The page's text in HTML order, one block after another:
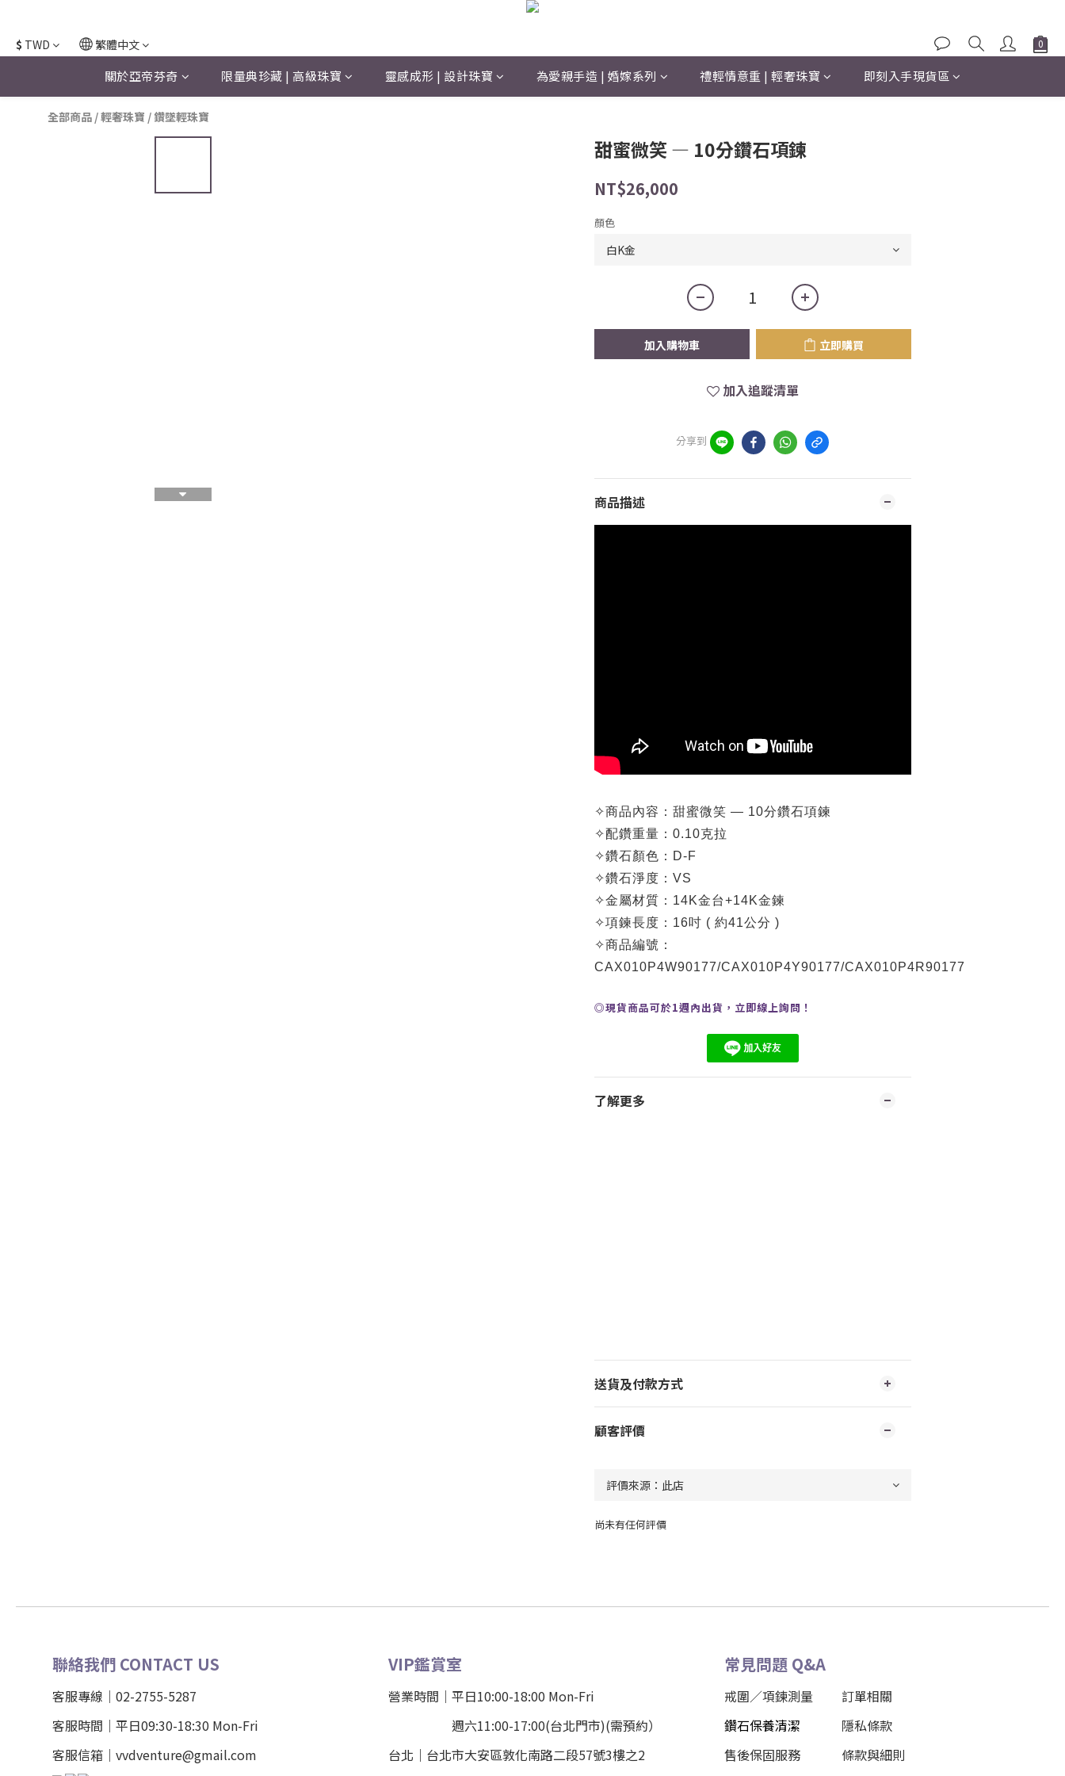
$ TWD 繁體中文
關於亞帝芬奇 限量典珍藏 | 高級珠寶 靈感成形 | 設計珠寶 為愛親手造 | 婚嫁系列 禮輕情意重 | 輕奢珠寶 即刻入手現貨區
全部商品 /輕奢珠寶 / 鑽墜輕珠寶
甜蜜微笑 — 10分鑽石項鍊
NT$26,000
顏色
加入購物車 立即購買
加入追蹤清單
分享到
商品描述
✧商品內容： 甜蜜微笑 — 10分鑽石項鍊
✧配鑽重量：0.10克拉
✧鑽石顏色：D-F
✧鑽石淨度：VS
✧金屬材質：14K金台+14K金鍊
✧項鍊長度 ：16吋 ( 約41公分 )
✧商品編號：
CAX010P4W90177/CAX010P4Y90177/CAX010P4R90177
◎現貨商品可於1週內出貨， 立即線上詢問 ！
了解更多
送貨及付款方式
顧客評價
尚未有任何評價
聯絡我們 CONTACT US
客服專線｜02-2755-5287
客服時間｜平日09:30-18:30 Mon-Fri
客服信箱｜vvdventure@gmail.com
VIP鑑賞室
營業時間｜平日10:00-18:00 Mon-Fri
週六11:00-17:00(台北門市)(需預約）
台北 ｜ 台北市大安區敦化南路二段57號3樓之2
常見問題 Q&A
戒圍／項鍊測量
訂單相關
鑽石保養清潔
隱私條款
售後保固服務
條款與細則